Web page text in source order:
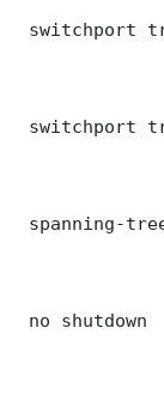
switchport
switchport
spanning-
no shutdown